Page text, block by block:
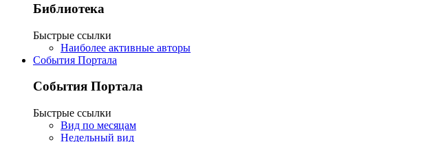
Библиотека
Быстрые ссылки
Наиболее активные авторы
События Портала
События Портала
Быстрые ссылки
Вид по месяцам
Недельный вид